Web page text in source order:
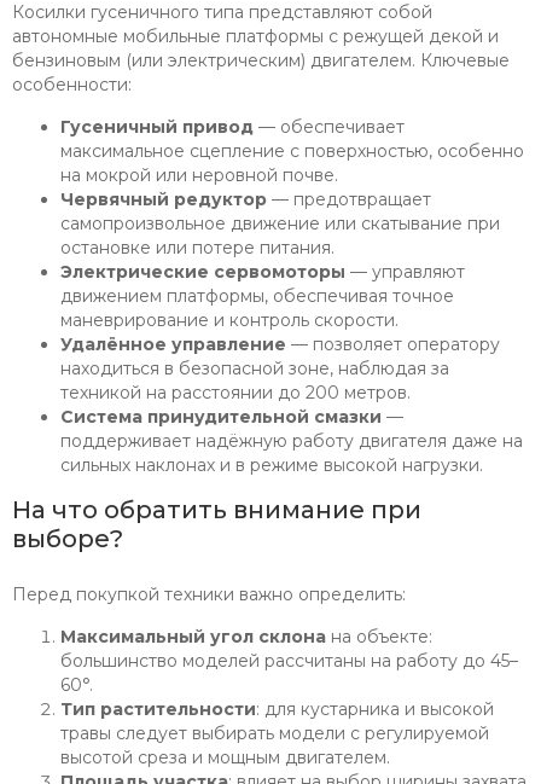
Косилки гусеничного типа представляют собой
автономные мобильные платформы с режущей декой и
бензиновым (или электрическим) двигателем. Ключевые
особенности:
Гусеничный привод — обеспечивает
максимальное сцепление с поверхностью, особенно
на мокрой или неровной почве.
Червячный редуктор — предотвращает
самопроизвольное движение или скатывание при
остановке или потере питания.
Электрические сервомоторы — управляют
движением платформы, обеспечивая точное
маневрирование и контроль скорости.
Удалённое управление — позволяет оператору
находиться в безопасной зоне, наблюдая за
техникой на расстоянии до 200 метров.
Система принудительной смазки —
поддерживает надёжную работу двигателя даже на
сильных наклонах и в режиме высокой нагрузки.
На что обратить внимание при
выборе?
Перед покупкой техники важно определить:
Максимальный угол склона на объекте:
большинство моделей рассчитаны на работу до 45–
60°.
Тип растительности: для кустарника и высокой
травы следует выбирать модели с регулируемой
высотой среза и мощным двигателем.